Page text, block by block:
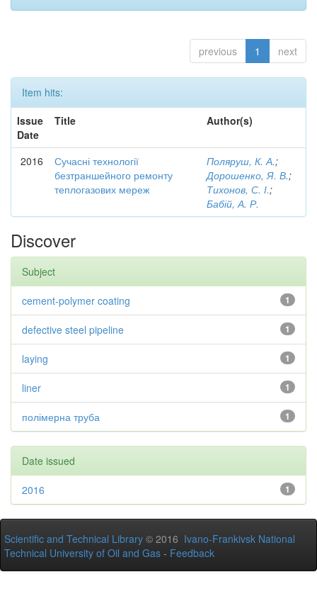
previous 1 next
Item hits:
Issue
Date
Title Author(s)
2016
Сучасні технології
безтраншейного ремонту
теплогазових мереж
Поляруш, К. А.;
Дорошенко, Я. В.;
Тихонов, С. І.;
Бабій, А. Р.
Discover
Subject
1
cement-polymer coating
1
defective steel pipeline
1
laying
1
liner
1
полімерна труба
Date issued
1
2016
Scientific and Technical Library © 2016 Ivano-Frankivsk National
Technical University of Oil and Gas - Feedback